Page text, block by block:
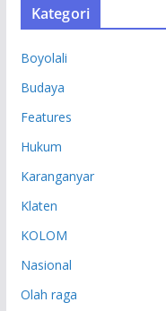
Kategori
Boyolali
Budaya
Features
Hukum
Karanganyar
Klaten
KOLOM
Nasional
Olah raga